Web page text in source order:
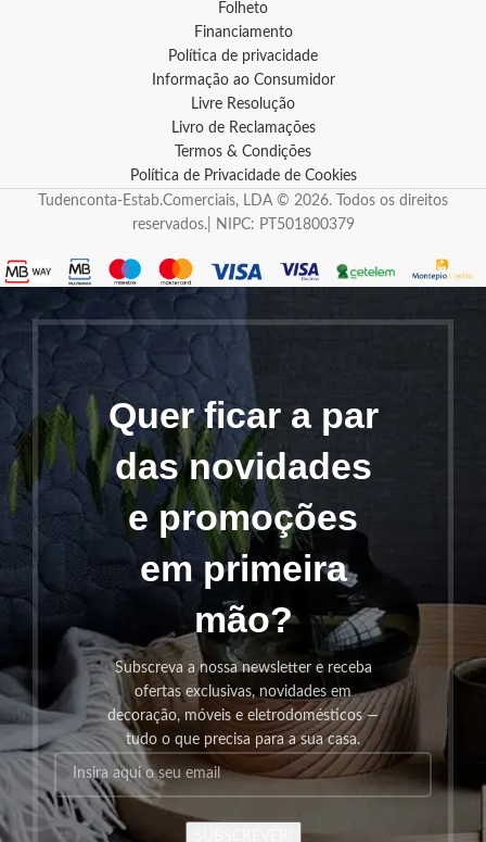
Folheto
Financiamento
Política de privacidade
Informação ao Consumidor
Livre Resolução
Livro de Reclamações
Termos & Condições
Política de Privacidade de Cookies
Tudenconta-Estab.Comerciais, LDA © 2026. Todos os direitos
reservados.| NIPC: PT501800379
Quer ficar a par
das novidades
e promoções
em primeira
mão?
Subscreva a nossa newsletter e receba
ofertas exclusivas, novidades em
decoração, móveis e eletrodomésticos —
tudo o que precisa para a sua casa.